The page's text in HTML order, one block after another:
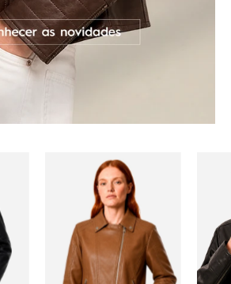
public.idworks.com.br/
idworks|url=https://
slideshow